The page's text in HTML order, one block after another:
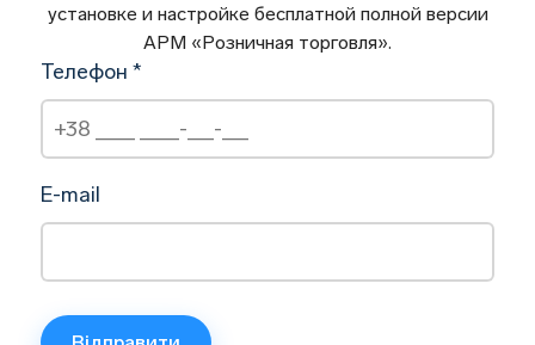
установке и настройке бесплатной полной версии
АРМ «Розничная торговля».
Телефон *
E-mail